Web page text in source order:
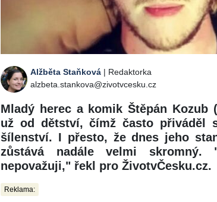
Alžběta Staňková | Redaktorka
alzbeta.stankova@zivotvcesku.cz
Mladý herec a komik Štěpán
už od dětství, čímž často přiváděl
šílenství. I přesto, že dnes jeho
zůstává nadále velmi
nepovažuji," řekl pro ŽivotvČesku.cz.
Reklama: